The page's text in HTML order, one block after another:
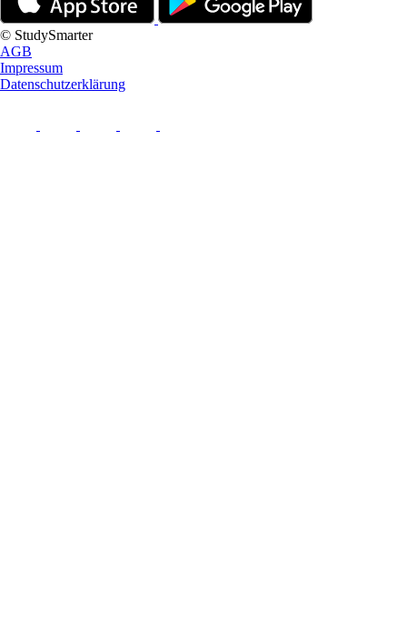
© StudySmarter
AGB
Impressum
Datenschutzerklärung